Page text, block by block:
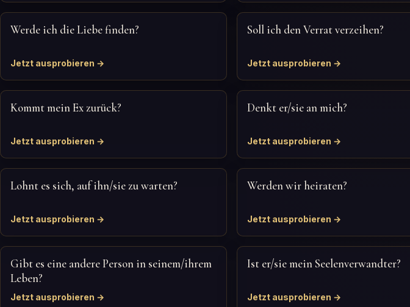
Werde ich die Liebe finden?
Jetzt ausprobieren →
Soll ich den Verrat verzeihen?
Jetzt ausprobieren →
Kommt mein Ex zurück?
Jetzt ausprobieren →
Denkt er/sie an mich?
Jetzt ausprobieren →
Lohnt es sich, auf ihn/sie zu warten?
Jetzt ausprobieren →
Werden wir heiraten?
Jetzt ausprobieren →
Gibt es eine andere Person in seinem/ihrem
Leben?
Jetzt ausprobieren →
Ist er/sie mein Seelenverwandter?
Jetzt ausprobieren →